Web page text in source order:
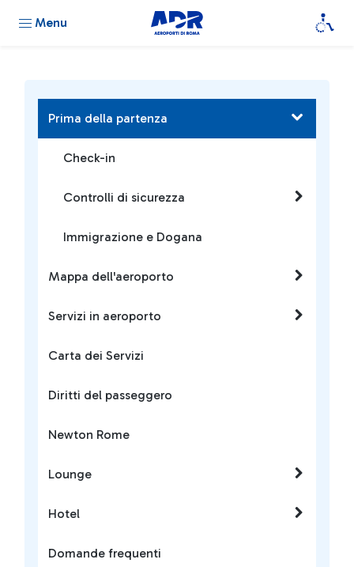
Menu
Prima della partenza
Check-in
Controlli di sicurezza
Immigrazione e Dogana
Mappa dell'aeroporto
Servizi in aeroporto
Carta dei Servizi
Diritti del passeggero
Newton Rome
Lounge
Hotel
Domande frequenti